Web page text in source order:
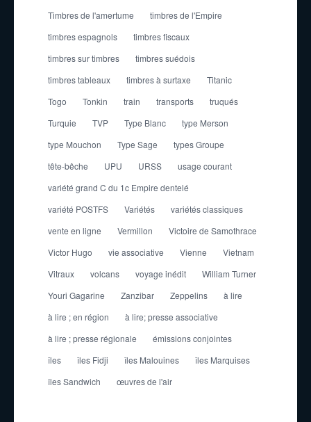
Timbres de l'amertume
timbres de l'Empire
timbres espagnols
timbres fiscaux
timbres sur timbres
timbres suédois
timbres tableaux
timbres à surtaxe
Titanic
Togo
Tonkin train transports
truqués
Turquie
TVP Type Blanc
type Merson
type Mouchon
Type Sage
types Groupe
tête-bêche
UPU URSS
usage courant
variété grand C du 1c Empire dentelé
variété POSTFS
Variétés
variétés classiques
vente en ligne
Vermillon
Victoire de Samothrace
Victor Hugo
vie associative Vienne
Vietnam
Vitraux
volcans voyage inédit
William Turner
Youri Gagarine
Zanzibar Zeppelins
à lire
à lire ; en région
à lire; presse associative
à lire ; presse régionale
émissions conjointes
îles
îles Fidji îles Malouines
îles Marquises
îles Sandwich
œuvres de l'air